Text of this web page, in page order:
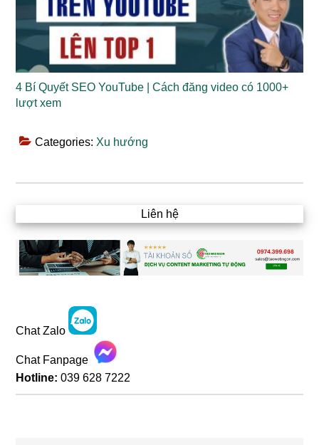
4 Bí Quyết SEO YouTube | Cách đăng video có 1000+
lượt xem
Categories: Xu hướng
Liên hệ
Chat Zalo
Chat Fanpage
Hotline: 039 628 7222